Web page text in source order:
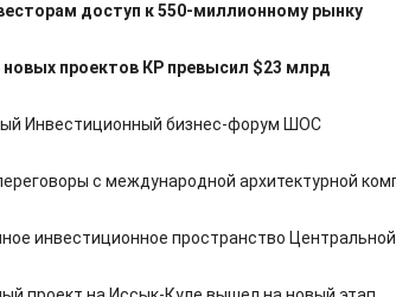
доступ к 550-миллионному рынку
проектов КР превысил $23 млрд
Инвестиционный бизнес-форум ШОС
с международной архитектурной
инвестиционное пространство